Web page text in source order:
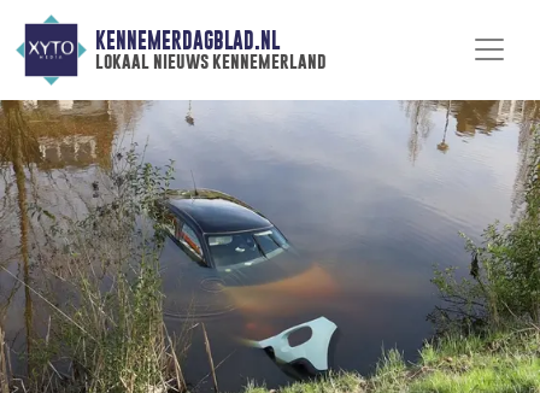
KENNEMERDAGBLAD.NL
lokaal nieuws kennemerland